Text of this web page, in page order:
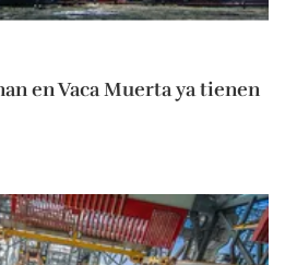
en Vaca Muerta ya tienen